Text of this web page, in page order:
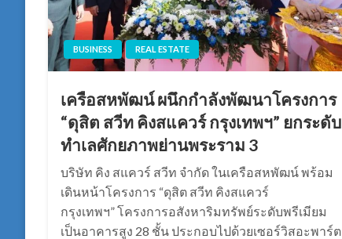
BUSINESS REAL ESTATE
เครือสหพัฒน์ ผนึกกำลังพัฒนาโครงการ
“ดุสิต สวีท คิงสแควร์ กรุงเทพฯ” ยกระดับ
ทำเลศักยภาพย่านพระราม 3
บริษัท คิง สแควร์ สวีท จำกัด ในเครือสหพัฒน์ พร้อม
เดินหน้าโครงการ “ดุสิต สวีท คิงสแควร์
กรุงเทพฯ” โครงการอสังหาริมทรัพย์ระดับพรีเมียม
เป็นอาคารสูง 28 ชั้น ประกอบไปด้วยเซอร์วิสอะพาร์ต